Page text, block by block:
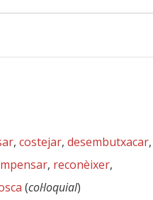
, costejar, desembutxacar,
, reconèixer,
(col·loquial)